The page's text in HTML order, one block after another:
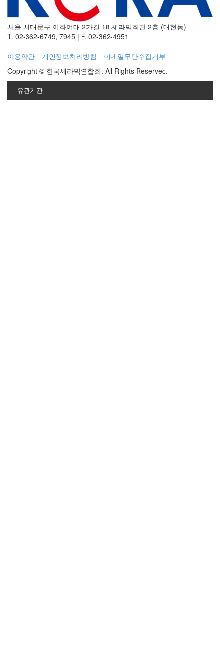
서울 서대문구 이화여대 2가길 18 세라믹회관 2층 (대현동)
T. 02-362-6749, 7945 | F. 02-362-4951
이용약관
개인정보처리방침
이메일무단수집거부
Copyright © 한국세라믹연합회. All Rights Reserved.
유관기관